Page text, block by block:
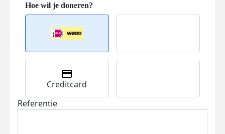
Creditcard
Referentie